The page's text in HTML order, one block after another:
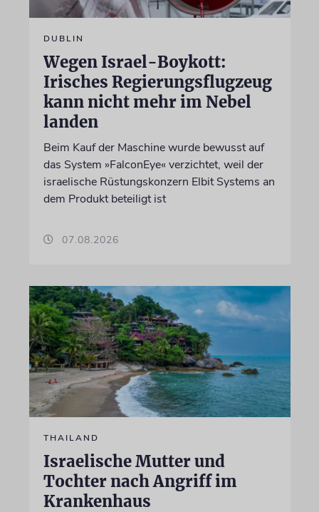
DUBLIN
Wegen Israel-Boykott:
Irisches Regierungsflugzeug
kann nicht mehr im Nebel
landen
Beim Kauf der Maschine wurde bewusst auf
das System »FalconEye« verzichtet, weil der
israelische Rüstungskonzern Elbit Systems an
dem Produkt beteiligt ist
07.08.2026
THAILAND
Israelische Mutter und
Tochter nach Angriff im
Krankenhaus